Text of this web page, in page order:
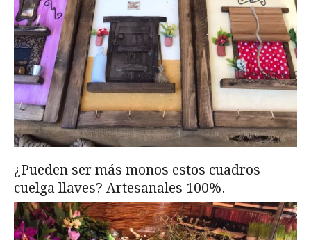
¿Pueden ser más monos estos cuadros
cuelga llaves? Artesanales 100%.